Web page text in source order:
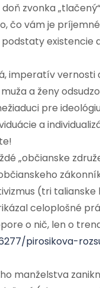
zvonka
čo vám je
imperatív
a ženy
pre
a
„občianske
(tri
celoplošné
o nič, len o
pirosikova-
manželstva